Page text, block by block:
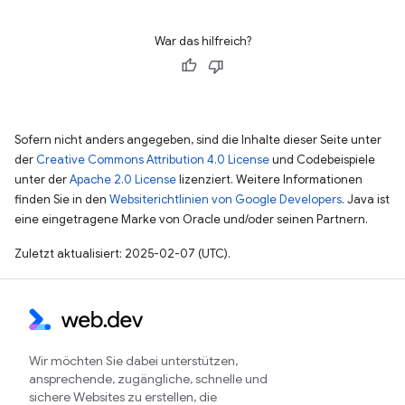
War das hilfreich?
Sofern nicht anders angegeben, sind die Inhalte dieser Seite unter
der Creative Commons Attribution 4.0 Licenseund Codebeispiele
unter derApache 2.0 Licenselizenziert. Weitere Informationen
finden Sie in den Websiterichtlinien von Google Developers. Java ist
eine eingetragene Marke von Oracle und/oder seinen Partnern.
Zuletzt aktualisiert: 2025-02-07 (UTC).
Wir möchten Sie dabei unterstützen,
ansprechende, zugängliche, schnelle und
sichere Websites zu erstellen, die